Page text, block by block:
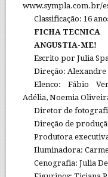
www.sympla.com.br/
Classificação: 16
FICHA TECNICA
ANGUSTIA-ME!
Escrito por Julia
Direção: Alexandre
Elenco: Fábio
Adélia, Noemia
Diretor de
Direção de
Produtora
Iluminadora:
Cenografia: Julia